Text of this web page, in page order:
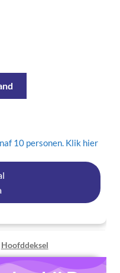
10 personen. Klik hier
Hoofddeksel